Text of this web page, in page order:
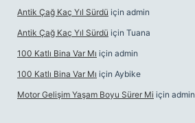
Antik Çağ Kaç Yıl Sürdü için admin
Antik Çağ Kaç Yıl Sürdü için Tuana
100 Katlı Bina Var Mı için admin
100 Katlı Bina Var Mı için Aybike
Motor Gelişim Yaşam Boyu Sürer Mi için admin